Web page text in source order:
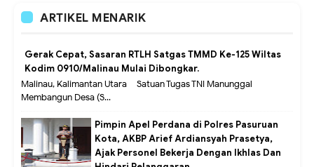
ARTIKEL MENARIK
Gerak Cepat, Sasaran RTLH Satgas TMMD Ke-125 Wiltas
Kodim 0910/Malinau Mulai Dibongkar.
Malinau, Kalimantan Utara – Satuan Tugas TNI Manunggal
Membangun Desa (S...
Pimpin Apel Perdana di Polres Pasuruan
Kota, AKBP Arief Ardiansyah Prasetya,
Ajak Personel Bekerja Dengan Ikhlas Dan